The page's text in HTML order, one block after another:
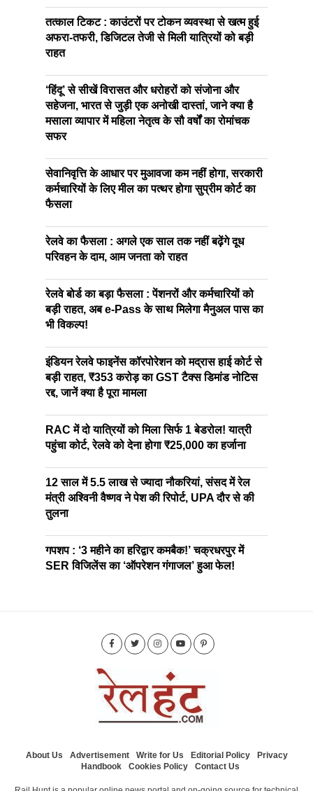
तत्काल टिकट : काउंटरों पर टोकन व्यवस्था से खत्म हुई
अफरा-तफरी, डिजिटल तेजी से मिली यात्रियों को बड़ी
राहत
‘हिंदू’ से सीखें विरासत और धरोहरों को संजोना और
सहेजना, भारत से जुड़ी एक अनोखी दास्तां, जाने क्या है
मसाला व्यापार में महिला नेतृत्व के सौ वर्षों का रोमांचक
सफर
सेवानिवृत्ति के आधार पर मुआवजा कम नहीं होगा, सरकारी
कर्मचारियों के लिए मील का पत्थर होगा सुप्रीम कोर्ट का
फैसला
रेलवे का फैसला : अगले एक साल तक नहीं बढ़ेंगे दूध
परिवहन के दाम, आम जनता को राहत
रेलवे बोर्ड का बड़ा फैसला : पेंशनरों और कर्मचारियों को
बड़ी राहत, अब e-Pass के साथ मिलेगा मैनुअल पास का
भी विकल्प!
इंडियन रेलवे फाइनेंस कॉरपोरेशन को मद्रास हाई कोर्ट से
बड़ी राहत, ₹353 करोड़ का GST टैक्स डिमांड नोटिस
रद्द, जानें क्या है पूरा मामला
RAC में दो यात्रियों को मिला सिर्फ 1 बेडरोल! यात्री
पहुंचा कोर्ट, रेलवे को देना होगा ₹25,000 का हर्जाना
12 साल में 5.5 लाख से ज्यादा नौकरियां, संसद में रेल
मंत्री अश्विनी वैष्णव ने पेश की रिपोर्ट, UPA दौर से की
तुलना
गपशप : ‘3 महीने का हरिद्वार कमबैक!’ चक्रधरपुर में
SER विजिलेंस का ‘ऑपरेशन गंगाजल’ हुआ फेल!
About Us Advertisement Write for Us Editorial Policy
Privacy
Handbook
Cookies Policy Contact Us